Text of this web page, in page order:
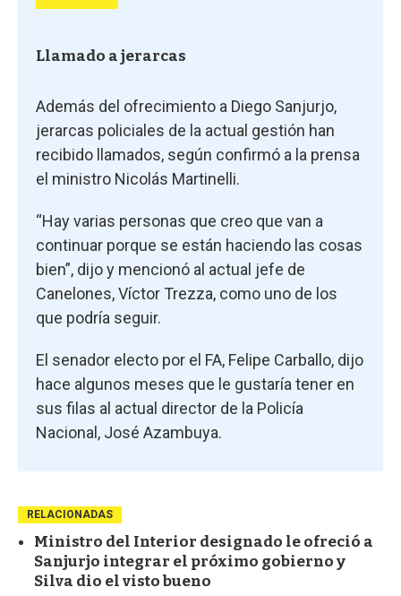
Llamado a jerarcas
Además del ofrecimiento a Diego Sanjurjo,
jerarcas policiales de la actual gestión han
recibido llamados, según confirmó a la prensa
el ministro Nicolás Martinelli.
“Hay varias personas que creo que van a
continuar porque se están haciendo las cosas
bien”, dijo y mencionó al actual jefe de
Canelones, Víctor Trezza, como uno de los
que podría seguir.
El senador electo por el FA, Felipe Carballo, dijo
hace algunos meses que le gustaría tener en
sus filas al actual director de la Policía
Nacional, José Azambuya.
RELACIONADAS
Ministro del Interior designado le ofreció a
Sanjurjo integrar el próximo gobierno y
Silva dio el visto bueno